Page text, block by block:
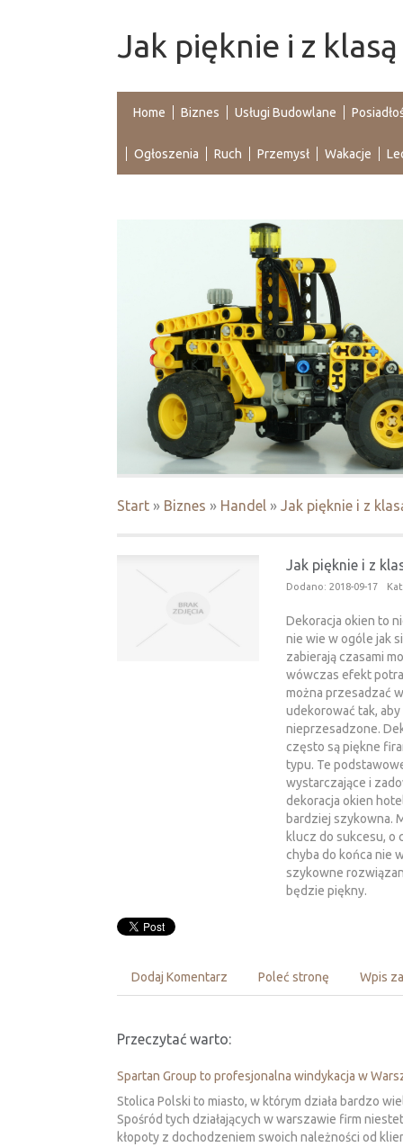
Jak pięknie i z
Home Biznes Usługi Budowlane
Ogłoszenia Ruch Przemysł Wakacje
Start » Biznes » Handel » Jak pięknie i z
Jak pięknie i z
Dodano: 2018-09-17
Dekoracja okien to
nie wie w ogóle jak
zabierają czasami
wówczas efekt
można przesadzać
udekorować tak,
nieprzesadzone.
często są piękne
typu. Te
wystarczające i
dekoracja okien
bardziej szykowna.
klucz do sukcesu, o
chyba do końca nie
szykowne
będzie piękny.
Dodaj Komentarz Poleć stronę Wpis
Przeczytać warto:
Spartan Group to profesjonalna windykacja w
Stolica Polski to miasto, w którym działa bardzo
Spośród tych działających w warszawie firm
kłopoty z dochodzeniem swoich należności od